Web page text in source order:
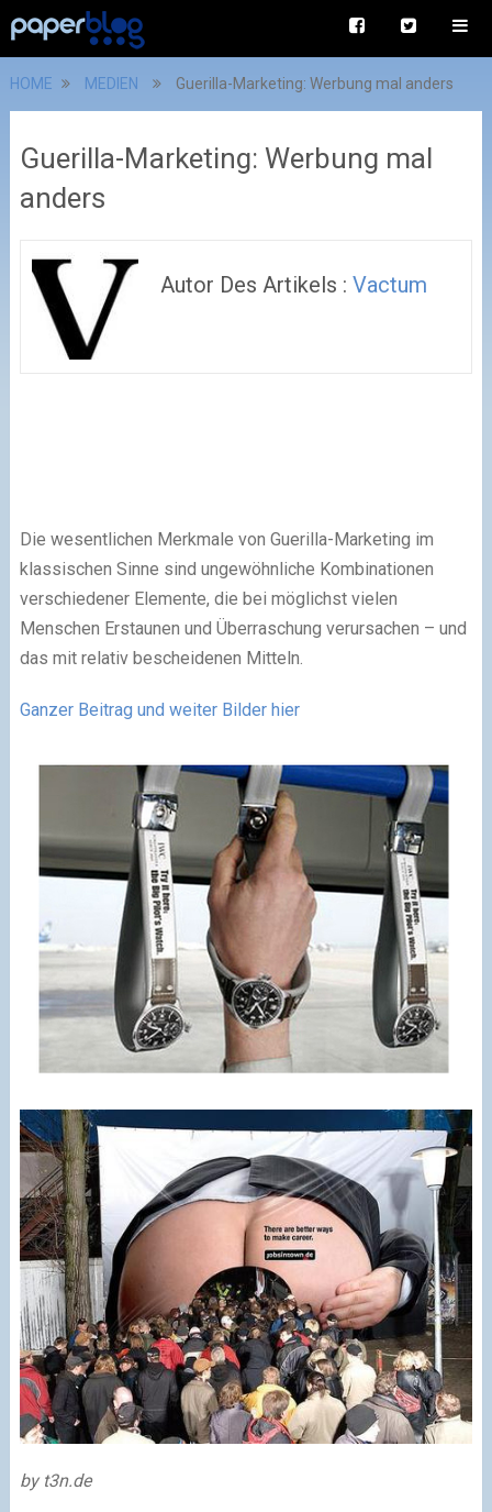
HOME MEDIEN Guerilla-Marketing: Werbung mal anders
Guerilla-Marketing: Werbung mal
anders
Autor Des Artikels :Vactum
Die wesentlichen Merkmale von Guerilla-Marketing im
klassischen Sinne sind ungewöhnliche Kombinationen
verschiedener Elemente, die bei möglichst vielen
Menschen Erstaunen und Überraschung verursachen – und
das mit relativ bescheidenen Mitteln.
Ganzer Beitrag und weiter Bilder hier
by t3n.de